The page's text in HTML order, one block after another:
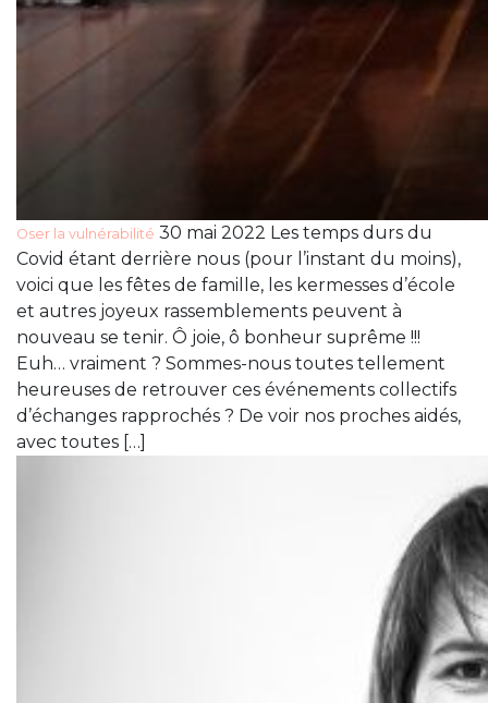
Oser la vulnérabilité 30 mai 2022 Les temps durs du
Covid étant derrière nous (pour l’instant du moins),
voici que les fêtes de famille, les kermesses d’école
et autres joyeux rassemblements peuvent à
nouveau se tenir. Ô joie, ô bonheur suprême !!!
Euh… vraiment ? Sommes-nous toutes tellement
heureuses de retrouver ces événements collectifs
d’échanges rapprochés ? De voir nos proches aidés,
avec toutes […]